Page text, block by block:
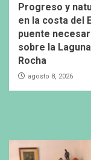
Progreso y
en la costa del
puente
sobre la
Rocha
agosto 8, 2026